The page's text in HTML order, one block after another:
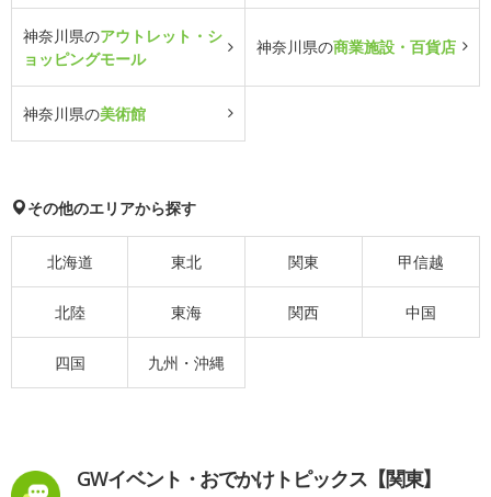
神奈川県のアウトレット・シ
ョッピングモール
神奈川県の商業施設・百貨店
神奈川県の美術館
その他のエリアから探す
北海道 東北 関東 甲信越
北陸 東海 関西 中国
四国 九州・沖縄
GWイベント・おでかけトピックス【関東】